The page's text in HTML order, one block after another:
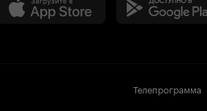
Телепрограмма